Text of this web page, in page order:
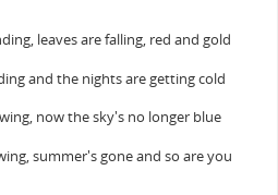
leaves are falling, red and gold
and the nights are getting cold
now the sky's no longer blue
summer's gone and so are you